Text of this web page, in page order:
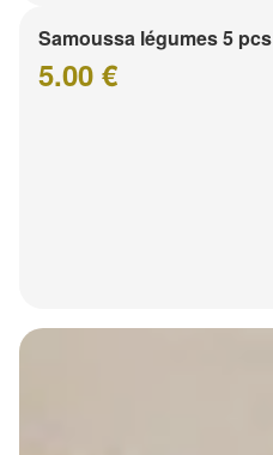
Samoussa légumes 5 pcs
5.00 €